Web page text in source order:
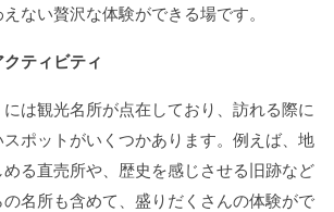
ない贅沢な体験ができる場です。
ティビティ
は観光名所が点在しており、訪れる際に
ポットがいくつかあります。例えば、地
る直売所や、歴史を感じさせる旧跡など
名所も含めて、盛りだくさんの体験がで